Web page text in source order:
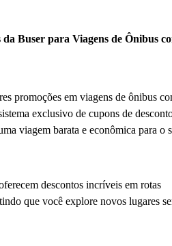
Buser para Viagens de Ônibus
promoções em viagens de ônibus
exclusivo de cupons de
viagem barata e econômica para o
descontos incríveis em rotas
que você explore novos lugares